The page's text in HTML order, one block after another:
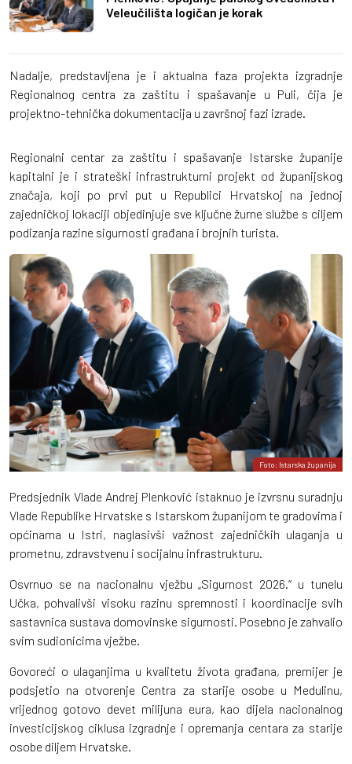
Veleučilišta logičan je korak
Nadalje, predstavljena je i aktualna faza projekta izgradnje
Regionalnog centra za zaštitu i spašavanje u Puli, čija je
projektno-tehnička dokumentacija u završnoj fazi izrade.
Regionalni centar za zaštitu i spašavanje Istarske županije
kapitalni je i strateški infrastrukturni projekt od županijskog
značaja, koji po prvi put u Republici Hrvatskoj na jednoj
zajedničkoj lokaciji objedinjuje sve ključne žurne službe s ciljem
podizanja razine sigurnosti građana i brojnih turista.
Foto: Istarska županija
Predsjednik Vlade Andrej Plenković istaknuo je izvrsnu suradnju
Vlade Republike Hrvatske s Istarskom županijom te gradovima i
općinama u Istri, naglasivši važnost zajedničkih ulaganja u
prometnu, zdravstvenu i socijalnu infrastrukturu.
Osvrnuo se na nacionalnu vježbu „Sigurnost 2026.“ u tunelu
Učka, pohvalivši visoku razinu spremnosti i koordinacije svih
sastavnica sustava domovinske sigurnosti. Posebno je zahvalio
svim sudionicima vježbe.
Govoreći o ulaganjima u kvalitetu života građana, premijer je
podsjetio na otvorenje Centra za starije osobe u Medulinu,
vrijednog gotovo devet milijuna eura, kao dijela nacionalnog
investicijskog ciklusa izgradnje i opremanja centara za starije
osobe diljem Hrvatske.